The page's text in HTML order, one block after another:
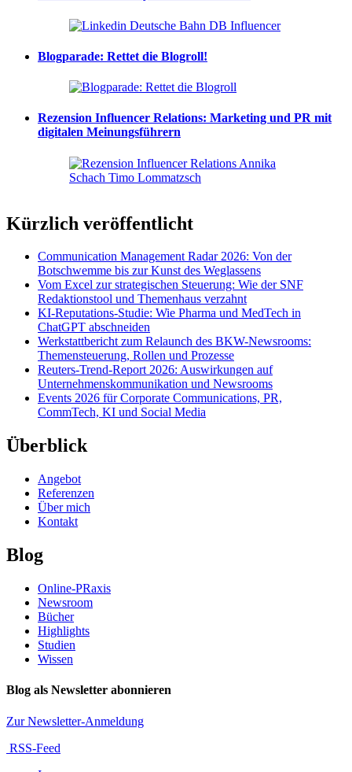
Blogparade: Rettet die Blogroll!
Rezension Influencer Relations: Marketing und PR mit
digitalen Meinungsführern
Kürzlich veröffentlicht
Communication Management Radar 2026: Von der
Botschwemme bis zur Kunst des Weglassens
Vom Excel zur strategischen Steuerung: Wie der SNF
Redaktionstool und Themenhaus verzahnt
KI-Reputations-Studie: Wie Pharma und MedTech in
ChatGPT abschneiden
Werkstattbericht zum Relaunch des BKW-Newsrooms:
Themensteuerung, Rollen und Prozesse
Reuters-Trend-Report 2026: Auswirkungen auf
Unternehmenskommunikation und Newsrooms
Events 2026 für Corporate Communications, PR,
CommTech, KI und Social Media
Überblick
Angebot
Referenzen
Über mich
Kontakt
Blog
Online-PRaxis
Newsroom
Bücher
Highlights
Studien
Wissen
Blog als Newsletter abonnieren
Zur Newsletter-Anmeldung
RSS-Feed